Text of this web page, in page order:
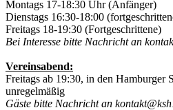
Montags 17-18:30 Uhr (Anfänger)
Dienstags 16:30-18:00
Freitags 18-19:30 (Fortgeschrittene)
Bei Interesse bitte Nachricht an
Vereinsabend:
Freitags ab 19:30, in den Hamburger
unregelmäßig
Gäste bitte Nachricht an